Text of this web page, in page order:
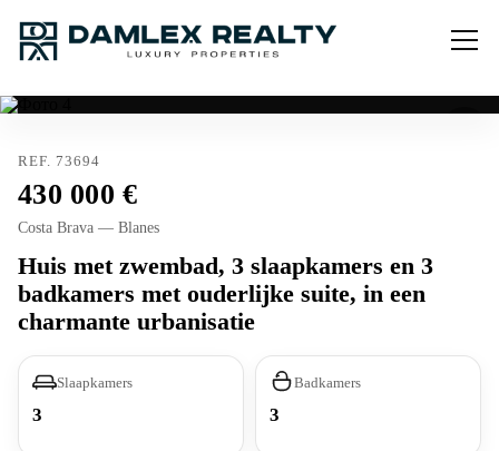
REF. 73694
430 000
Costa Brava — Blanes
Huis met zwembad, 3 slaapkamers en 3
badkamers met ouderlijke suite, in een
charmante urbanisatie
Slaapkamers
3
Badkamers
3